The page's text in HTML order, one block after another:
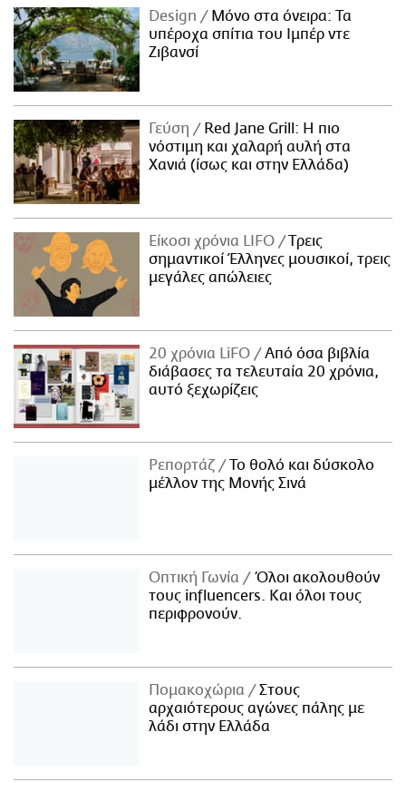
Design
Μόνο στα όνειρα: Τα
υπέροχα σπίτια του Ιμπέρ ντε
Ζιβανσί
Γεύση
Red Jane Grill: Η πιο
νόστιμη και χαλαρή αυλή στα
Χανιά (ίσως και στην Ελλάδα)
Είκοσι χρόνια LIFO
Tρεις
σημαντικοί Έλληνες μουσικοί, τρεις
μεγάλες απώλειες
20 χρόνια LiFO
Από όσα βιβλία
διάβασες τα τελευταία 20 χρόνια,
αυτό ξεχωρίζεις
Ρεπορτάζ
Το θολό και δύσκολο
μέλλον της Μονής Σινά
Οπτική Γωνία
Όλοι ακολουθούν
τους influencers. Και όλοι τους
περιφρονούν.
Πομακοχώρια
Στους
αρχαιότερους αγώνες πάλης με
λάδι στην Ελλάδα